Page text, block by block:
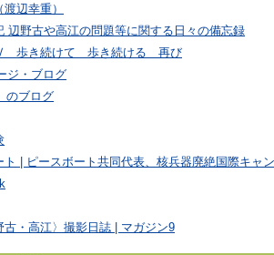
辺幸重）
辺野古や高江の問題等に関する日々の備忘録
Ⅳ 歩き続けて 歩き続ける 再び
ジ・ブログ
のブログ
ト | ピースボート共同代表、核兵器廃絶国際キャ
・高江〉撮影日誌 | マガジン9